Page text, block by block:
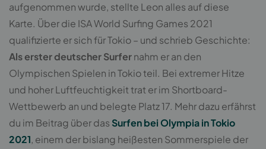
aufgenommen wurde, stellte Leon alles auf diese
Karte. Über die ISA World Surfing Games 2021
qualifizierte er sich für Tokio – und schrieb Geschichte:
Als erster deutscher Surfernahm er an den
Olympischen Spielen in Tokio teil. Bei extremer Hitze
und hoher Luftfeuchtigkeit trat er im Shortboard-
Wettbewerb an und belegte Platz 17. Mehr dazu erfährst
du im Beitrag über das Surfen bei Olympia in Tokio
2021, einem der bislang heißesten Sommerspiele der